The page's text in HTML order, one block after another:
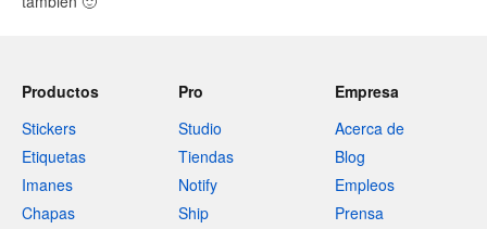
Productos
Stickers
Etiquetas
Imanes
Chapas
Pro
Studio
Tiendas
Notify
Ship
Empresa
Acerca de
Blog
Empleos
Prensa